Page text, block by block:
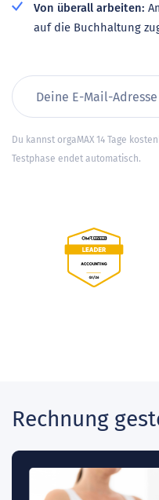
Von überall arbeiten:
auf die Buchhaltung
Du kannst orgaMAX 14 Tage
Testphase endet automatisch.
Rechnung